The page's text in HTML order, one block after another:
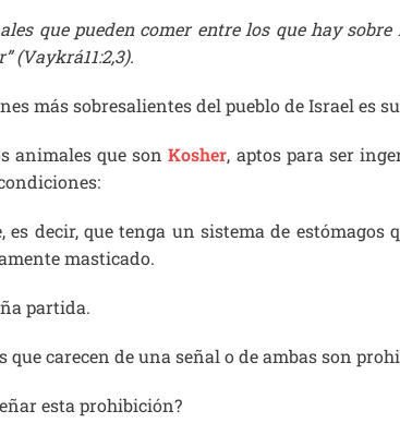
que pueden comer entre los que hay
(Vaykrá11:2,3).
más sobresalientes del pueblo de Israel es
animales que sonKosher, aptos para ser
es decir, que tenga un sistema de
masticado.
partida.
que carecen de una señal o de ambas son
esta prohibición?